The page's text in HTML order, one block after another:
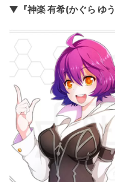
▼『神楽 有希(かぐら ゆ